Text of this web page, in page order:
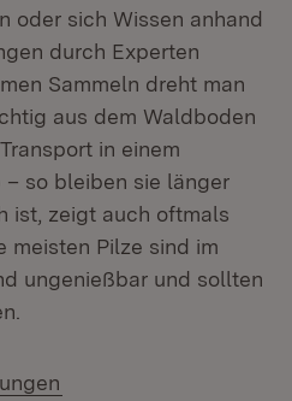
oder sich Wissen anhand
durch Experten
Sammeln dreht man
aus dem Waldboden
in einem
so bleiben sie länger
ist, zeigt auch oftmals
meisten Pilze sind im
ungenießbar und sollten